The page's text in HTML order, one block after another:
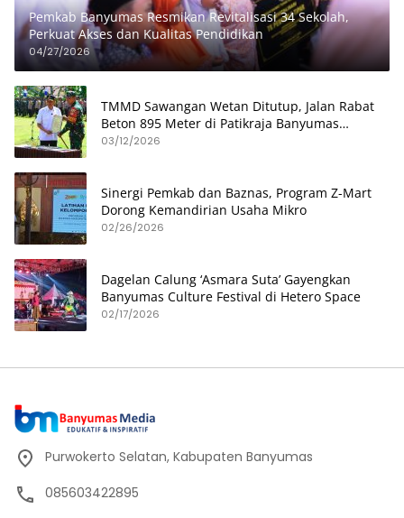
Pemkab Banyumas Resmikan Revitalisasi 34 Sekolah,
Perkuat Akses dan Kualitas Pendidikan
04/27/2026
TMMD Sawangan Wetan Ditutup, Jalan Rabat
Beton 895 Meter di Patikraja Banyumas
Rampung
03/12/2026
Sinergi Pemkab dan Baznas, Program Z-Mart
Dorong Kemandirian Usaha Mikro
02/26/2026
Dagelan Calung ‘Asmara Suta’ Gayengkan
Banyumas Culture Festival di Hetero Space
02/17/2026
Purwokerto Selatan, Kabupaten Banyumas
085603422895